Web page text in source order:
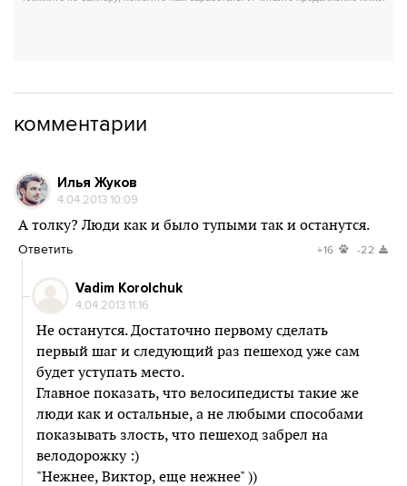
комментарии
Илья Жуков
4.04.2013 10:09
А толку? Люди как и было тупыми так и останутся.
Ответить +16 -22
Vadim Korolchuk
4.04.2013 11:16
Не останутся. Достаточно первому сделать
первый шаг и следующий раз пешеход уже сам
будет уступать место.
Главное показать, что велосипедисты такие же
люди как и остальные, а не любыми способами
показывать злость, что пешеход забрел на
велодорожку :)
"Нежнее, Виктор, еще нежнее" ))